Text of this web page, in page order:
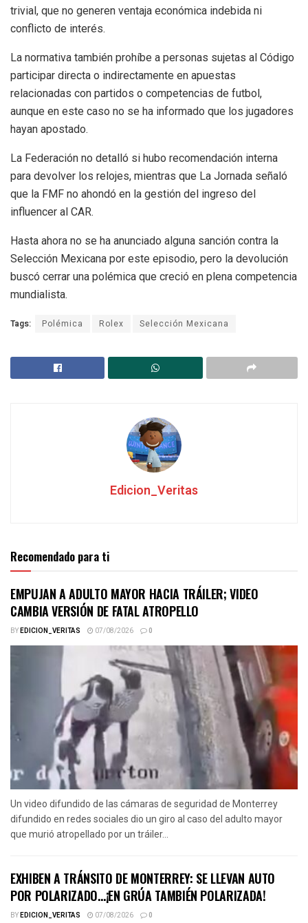
trivial, que no generen ventaja económica indebida ni
conflicto de interés.
La normativa también prohíbe a personas sujetas al Código
participar directa o indirectamente en apuestas
relacionadas con partidos o competencias de futbol,
aunque en este caso no se ha informado que los jugadores
hayan apostado.
La Federación no detalló si hubo recomendación interna
para devolver los relojes, mientras que La Jornada señaló
que la FMF no ahondó en la gestión del ingreso del
influencer al CAR.
Hasta ahora no se ha anunciado alguna sanción contra la
Selección Mexicana por este episodio, pero la devolución
buscó cerrar una polémica que creció en plena competencia
mundialista.
Tags: Polémica Rolex Selección Mexicana
Edicion_Veritas
Recomendado para ti
EMPUJAN A ADULTO MAYOR HACIA TRÁILER; VIDEO
CAMBIA VERSIÓN DE FATAL ATROPELLO
BYEDICION_VERITAS 07/08/2026 0
Un video difundido de las cámaras de seguridad de Monterrey
difundido en redes sociales dio un giro al caso del adulto mayor
que murió atropellado por un tráiler...
EXHIBEN A TRÁNSITO DE MONTERREY: SE LLEVAN AUTO
POR POLARIZADO…¡EN GRÚA TAMBIÉN POLARIZADA!
BYEDICION_VERITAS 07/08/2026 0